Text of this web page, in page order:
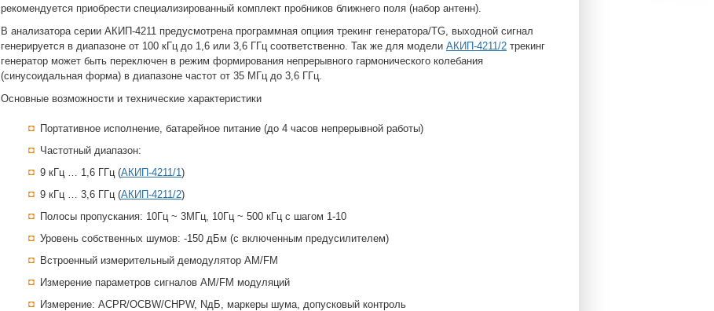
рекомендуется приобрести специализированный комплект пробников ближнего поля (набор антенн).
В анализатора серии АКИП-4211 предусмотрена программная опциия трекинг генератора/TG, выходной сигнал
генерируется в диапазоне от 100 кГц до 1,6 или 3,6 ГГц соответственно. Так же для модели АКИП-4211/2 трекинг
генератор может быть переключен в режим формирования непрерывного гармонического колебания
(синусоидальная форма) в диапазоне частот от 35 МГц до 3,6 ГГц.
Основные возможности и технические характеристики
Портативное исполнение, батарейное питание (до 4 часов непрерывной работы)
Частотный диапазон:
9 кГц … 1,6 ГГц (АКИП-4211/1)
9 кГц … 3,6 ГГц (АКИП-4211/2)
Полосы пропускания: 10Гц ~ 3МГц, 10Гц ~ 500 кГц с шагом 1-10
Уровень собственных шумов: -150 дБм (с включенным предусилителем)
Встроенный измерительный демодулятор AM/FM
Измерение параметров сигналов AM/FM модуляций
Измерение: ACPR/OCBW/CHPW, NдБ, маркеры шума, допусковый контроль